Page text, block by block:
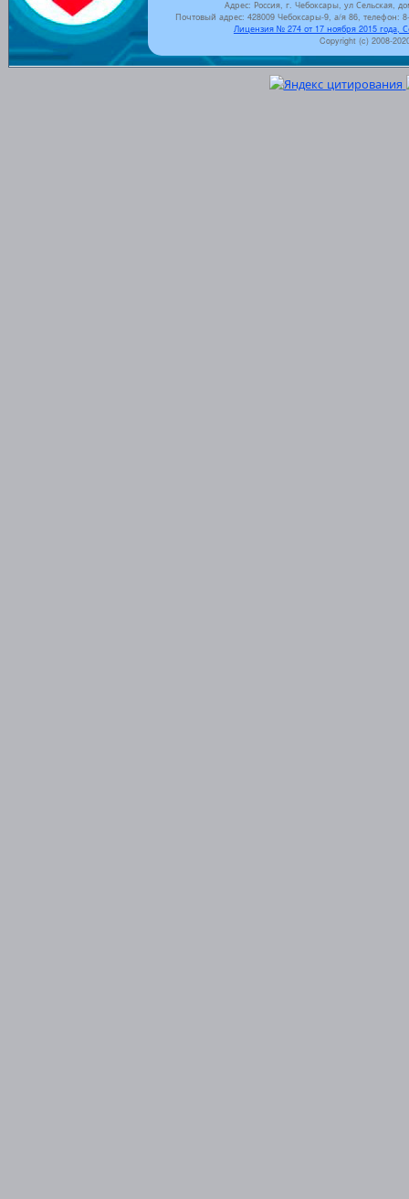
Адрес: Россия, г. Чебоксары, ул Сельская,
Почтовый адрес: 428009 Чебоксары-9, а/я 86, телефон:
Лицензия № 274 от 17 ноября 2015 года,
Copyright (c) 2008-